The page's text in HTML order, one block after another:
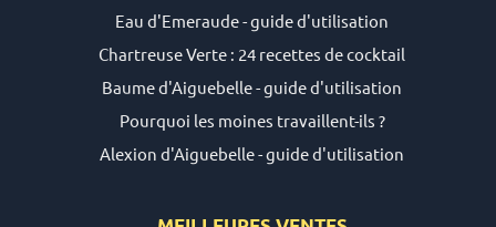
Eau d'Emeraude - guide d'utilisation
Chartreuse Verte : 24 recettes de cocktail
Baume d'Aiguebelle - guide d'utilisation
Pourquoi les moines travaillent-ils ?
Alexion d'Aiguebelle - guide d'utilisation